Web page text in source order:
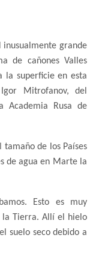
inusualmente grande
de cañones Valles
la superficie en esta
Mitrofanov, del
Academia Rusa de
tamaño de los Países
de agua en Marte la
Esto es muy
la Tierra. Allí el hielo
suelo seco debido a